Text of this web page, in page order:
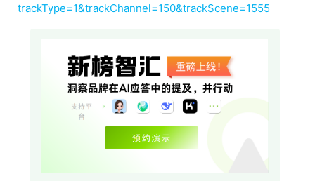
trackType=1&trackChannel=150&trackScene=1555